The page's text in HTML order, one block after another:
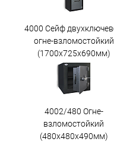
4000 Сейф
огне-взломостойкий
(1700х725х690мм)
4002/480 Огне-
взломостойкий
(480х480х490мм)